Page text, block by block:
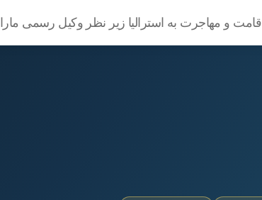
اقامت و مهاجرت به استرالیا زیر نظر وکیل رسمی مارا